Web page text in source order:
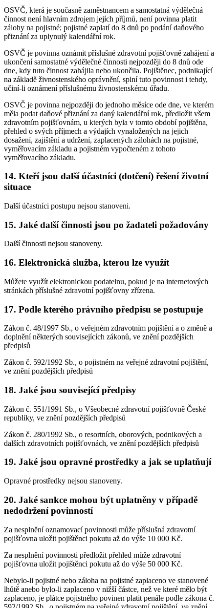
OSVČ, která je současně zaměstnancem a samostatná výdělečná
činnost není hlavním zdrojem jejích příjmů, není povinna platit
zálohy na pojistné; pojistné zaplatí do 8 dnů po podání daňového
přiznání za uplynulý kalendářní rok.
OSVČ je povinna oznámit příslušné zdravotní pojišťovně zahájení a
ukončení samostatné výdělečné činnosti nejpozději do 8 dnů ode
dne, kdy tuto činnost zahájila nebo ukončila. Pojištěnec, podnikající
na základě živnostenského oprávnění, splní tuto povinnost i tehdy,
učiní-li oznámení příslušnému živnostenskému úřadu.
OSVČ je povinna nejpozději do jednoho měsíce ode dne, ve kterém
měla podat daňové přiznání za daný kalendářní rok, předložit všem
zdravotním pojišťovnám, u kterých byla v tomto období pojištěna,
přehled o svých příjmech a výdajích vynaložených na jejich
dosažení, zajištění a udržení, zaplacených zálohách na pojistné,
vyměřovacím základu a pojistném vypočteném z tohoto
vyměřovacího základu.
14. Kteří jsou další účastníci (dotčení) řešení životní
situace
Další účastníci postupu nejsou stanoveni.
15. Jaké další činnosti jsou po žadateli požadovány
Další činnosti nejsou stanoveny.
16. Elektronická služba, kterou lze využít
Můžete využít elektronickou podatelnu, pokud je na internetových
stránkách příslušné zdravotní pojišťovny zřízena.
17. Podle kterého právního předpisu se postupuje
Zákon č. 48/1997 Sb., o veřejném zdravotním pojištění a o změně a
doplnění některých souvisejících zákonů, ve znění pozdějších
předpisů
Zákon č. 592/1992 Sb., o pojistném na veřejné zdravotní pojištění,
ve znění pozdějších předpisů
18. Jaké jsou související předpisy
Zákon č. 551/1991 Sb., o Všeobecné zdravotní pojišťovně České
republiky, ve znění pozdějších předpisů
Zákon č. 280/1992 Sb., o resortních, oborových, podnikových a
dalších zdravotních pojišťovnách, ve znění pozdějších předpisů
19. Jaké jsou opravné prostředky a jak se uplatňují
Opravné prostředky nejsou stanoveny.
20. Jaké sankce mohou být uplatněny v případě
nedodržení povinností
Za nesplnění oznamovací povinnosti může příslušná zdravotní
pojišťovna uložit pojištěnci pokutu až do výše 10 000 Kč.
Za nesplnění povinnosti předložit přehled může zdravotní
pojišťovna uložit pojištěnci pokutu až do výše 50 000 Kč.
Nebylo-li pojistné nebo záloha na pojistné zaplaceno ve stanovené
lhůtě anebo bylo-li zaplaceno v nižší částce, než ve které mělo být
zaplaceno, je plátce pojistného povinen platit penále podle zákona č.